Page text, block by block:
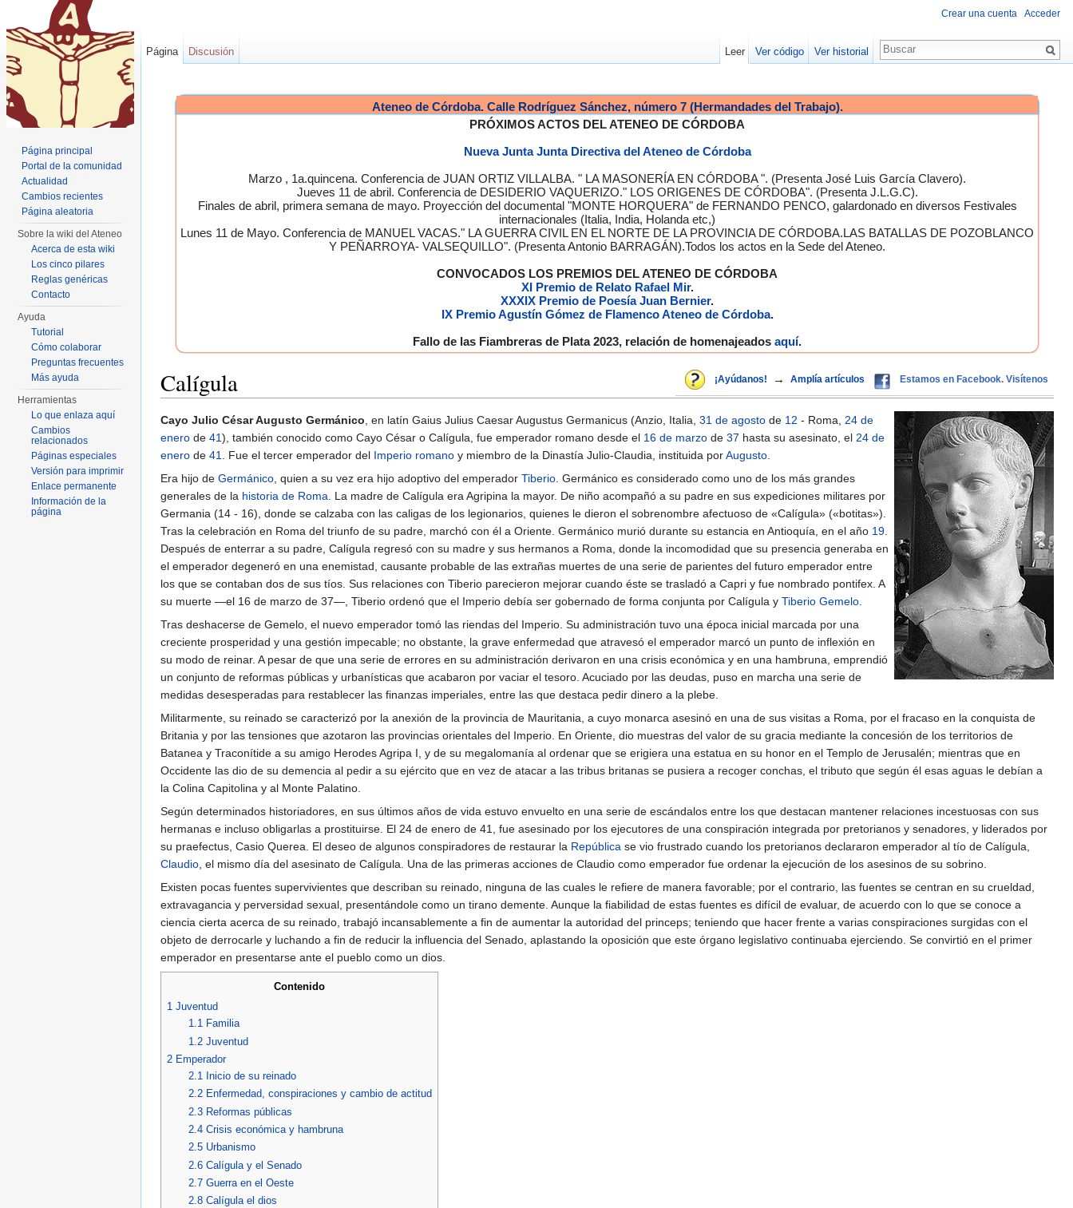
Ateneo de Córdoba. Calle Rodríguez Sánchez, número 7 (Hermandades del Trabajo).
PRÓXIMOS ACTOS DEL ATENEO DE CÓRDOBA
Nueva Junta Junta Directiva del Ateneo de Córdoba
Marzo , 1a.quincena. Conferencia de JUAN ORTIZ VILLALBA. " LA MASONERÍA EN CÓRDOBA ". (Presenta José Luis García Clavero).
Jueves 11 de abril. Conferencia de DESIDERIO VAQUERIZO." LOS ORIGENES DE CÓRDOBA". (Presenta J.L.G.C).
Finales de abril, primera semana de mayo. Proyección del documental "MONTE HORQUERA" de FERNANDO PENCO, galardonado en diversos Festivales
internacionales (Italia, India, Holanda etc,)
Lunes 11 de Mayo. Conferencia de MANUEL VACAS." LA GUERRA CIVIL EN EL NORTE DE LA PROVINCIA DE CÓRDOBA.LAS BATALLAS DE POZOBLANCO
Y PEÑARROYA- VALSEQUILLO". (Presenta Antonio BARRAGÁN).Todos los actos en la Sede del Ateneo.
CONVOCADOS LOS PREMIOS DEL ATENEO DE CÓRDOBA
XI Premio de Relato Rafael Mir.
XXXIX Premio de Poesía Juan Bernier.
IX Premio Agustín Gómez de Flamenco Ateneo de Córdoba.
Fallo de las Fiambreras de Plata 2023, relación de homenajeados aquí.
¡Ayúdanos! → Amplía artículos Estamos en Facebook. Visítenos
Calígula
Cayo Julio César Augusto Germánico, en latín Gaius Julius Caesar Augustus Germanicus (Anzio, Italia, 31 de agosto de 12 - Roma, 24 de
enero de 41), también conocido como Cayo César o Calígula, fue emperador romano desde el 16 de marzo de 37 hasta su asesinato, el 24 de
enero de 41. Fue el tercer emperador del Imperio romano y miembro de la Dinastía Julio-Claudia, instituida porAugusto.
Era hijo de Germánico, quien a su vez era hijo adoptivo del emperador Tiberio. Germánico es considerado como uno de los más grandes
generales de la historia de Roma. La madre de Calígula era Agripina la mayor. De niño acompañó a su padre en sus expediciones militares por
Germania (14 - 16), donde se calzaba con las caligas de los legionarios, quienes le dieron el sobrenombre afectuoso de «Calígula» («botitas»).
Tras la celebración en Roma del triunfo de su padre, marchó con él a Oriente. Germánico murió durante su estancia en Antioquía, en el año 19.
Después de enterrar a su padre, Calígula regresó con su madre y sus hermanos a Roma, donde la incomodidad que su presencia generaba en
el emperador degeneró en una enemistad, causante probable de las extrañas muertes de una serie de parientes del futuro emperador entre
los que se contaban dos de sus tíos. Sus relaciones con Tiberio parecieron mejorar cuando éste se trasladó a Capri y fue nombrado pontifex. A
su muerte —el 16 de marzo de 37—, Tiberio ordenó que el Imperio debía ser gobernado de forma conjunta por Calígula y Tiberio Gemelo.
Tras deshacerse de Gemelo, el nuevo emperador tomó las riendas del Imperio. Su administración tuvo una época inicial marcada por una
creciente prosperidad y una gestión impecable; no obstante, la grave enfermedad que atravesó el emperador marcó un punto de inflexión en
su modo de reinar. A pesar de que una serie de errores en su administración derivaron en una crisis económica y en una hambruna, emprendió
un conjunto de reformas públicas y urbanísticas que acabaron por vaciar el tesoro. Acuciado por las deudas, puso en marcha una serie de
medidas desesperadas para restablecer las finanzas imperiales, entre las que destaca pedir dinero a la plebe.
Militarmente, su reinado se caracterizó por la anexión de la provincia de Mauritania, a cuyo monarca asesinó en una de sus visitas a Roma, por el fracaso en la conquista de
Britania y por las tensiones que azotaron las provincias orientales del Imperio. En Oriente, dio muestras del valor de su gracia mediante la concesión de los territorios de
Batanea y Traconítide a su amigo Herodes Agripa I, y de su megalomanía al ordenar que se erigiera una estatua en su honor en el Templo de Jerusalén; mientras que en
Occidente las dio de su demencia al pedir a su ejército que en vez de atacar a las tribus britanas se pusiera a recoger conchas, el tributo que según él esas aguas le debían a
la Colina Capitolina y al Monte Palatino.
Según determinados historiadores, en sus últimos años de vida estuvo envuelto en una serie de escándalos entre los que destacan mantener relaciones incestuosas con sus
hermanas e incluso obligarlas a prostituirse. El 24 de enero de 41, fue asesinado por los ejecutores de una conspiración integrada por pretorianos y senadores, y liderados por
su praefectus, Casio Querea. El deseo de algunos conspiradores de restaurar la República se vio frustrado cuando los pretorianos declararon emperador al tío de Calígula,
Claudio, el mismo día del asesinato de Calígula. Una de las primeras acciones de Claudio como emperador fue ordenar la ejecución de los asesinos de su sobrino.
Existen pocas fuentes supervivientes que describan su reinado, ninguna de las cuales le refiere de manera favorable; por el contrario, las fuentes se centran en su crueldad,
extravagancia y perversidad sexual, presentándole como un tirano demente. Aunque la fiabilidad de estas fuentes es difícil de evaluar, de acuerdo con lo que se conoce a
ciencia cierta acerca de su reinado, trabajó incansablemente a fin de aumentar la autoridad del princeps; teniendo que hacer frente a varias conspiraciones surgidas con el
objeto de derrocarle y luchando a fin de reducir la influencia del Senado, aplastando la oposición que este órgano legislativo continuaba ejerciendo. Se convirtió en el primer
emperador en presentarse ante el pueblo como un dios.
Contenido
1 Juventud
1.1 Familia
1.2 Juventud
2 Emperador
2.1 Inicio de su reinado
2.2 Enfermedad, conspiraciones y cambio de actitud
2.3 Reformas públicas
2.4 Crisis económica y hambruna
2.5 Urbanismo
2.6 Calígula y el Senado
2.7 Guerra en el Oeste
2.8 Calígula el dios
Crear una cuenta Acceder
Página Discusión Leer Ver código Ver historial
Página principal
Portal de la comunidad
Actualidad
Cambios recientes
Página aleatoria
Sobre la wiki del Ateneo
Acerca de esta wiki
Los cinco pilares
Reglas genéricas
Contacto
Ayuda
Tutorial
Cómo colaborar
Preguntas frecuentes
Más ayuda
Herramientas
Lo que enlaza aquí
Cambios
relacionados
Páginas especiales
Versión para imprimir
Enlace permanente
Información de la
página